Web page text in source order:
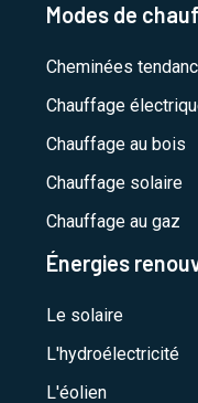
Modes de
Cheminées
Chauffage
Chauffage au bois
Chauffage solaire
Chauffage au gaz
Énergies
Le solaire
L'hydroélectricité
L'éolien